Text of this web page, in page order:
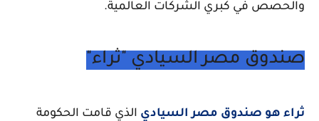
والحصص في كبري الشركات العالمية.
صندوق مصر السيادي "ثراء"
ثراء هو صندوق مصر السيادي الذي قامت الحكومة